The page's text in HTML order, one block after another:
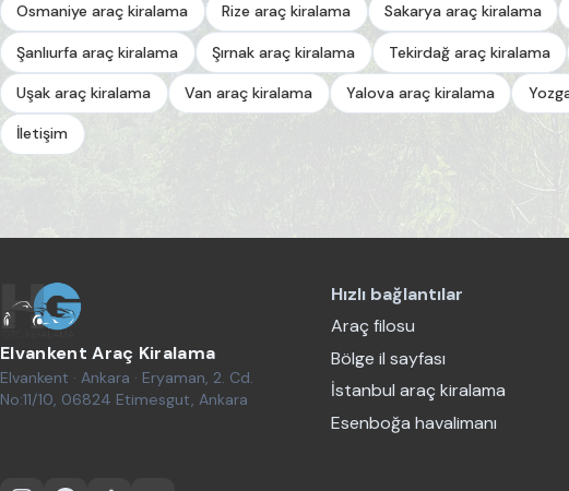
Osmaniye araç kiralama Rize araç kiralama Sakarya araç kiralama
Şanlıurfa araç kiralama Şırnak araç kiralama Tekirdağ araç kiralama
Uşak araç kiralama Van araç kiralama Yalova araç kiralama
İletişim
Elvankent Araç Kiralama
Elvankent · Ankara · Eryaman, 2. Cd.
No:11/10, 06824 Etimesgut, Ankara
Hızlı bağlantılar
Araç filosu
Bölge il sayfası
İstanbul araç kiralama
Esenboğa havalimanı